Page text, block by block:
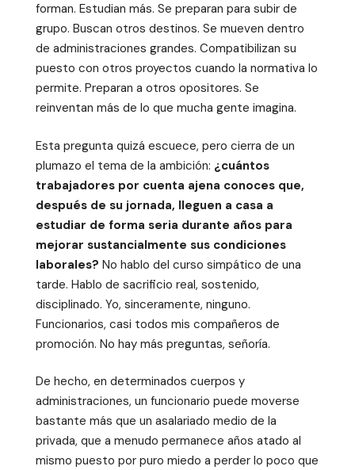
forman. Estudian más. Se preparan para subir de
grupo. Buscan otros destinos. Se mueven dentro
de administraciones grandes. Compatibilizan su
puesto con otros proyectos cuando la normativa lo
permite. Preparan a otros opositores. Se
reinventan más de lo que mucha gente imagina.
Esta pregunta quizá escuece, pero cierra de un
plumazo el tema de la ambición: ¿cuántos
trabajadores por cuenta ajena conoces que,
después de su jornada, lleguen a casa a
estudiar de forma seria durante años para
mejorar sustancialmente sus condiciones
laborales? No hablo del curso simpático de una
tarde. Hablo de sacrificio real, sostenido,
disciplinado. Yo, sinceramente, ninguno.
Funcionarios, casi todos mis compañeros de
promoción. No hay más preguntas, señoría.
De hecho, en determinados cuerpos y
administraciones, un funcionario puede moverse
bastante más que un asalariado medio de la
privada, que a menudo permanece años atado al
mismo puesto por puro miedo a perder lo poco que